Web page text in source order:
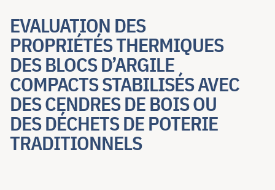
EVALUATION DES
PROPRIÉTÉS THERMIQUES
DES BLOCS D’ARGILE
COMPACTS STABILISÉS AVEC
DES CENDRES DE BOIS OU
DES DÉCHETS DE POTERIE
TRADITIONNELS